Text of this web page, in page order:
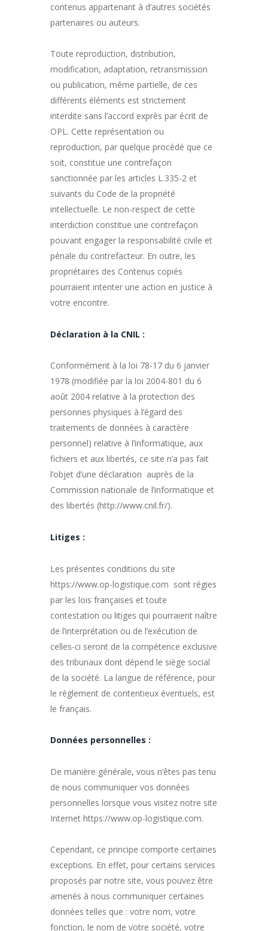
contenus appartenant à d’autres sociétés
partenaires ou auteurs.
Toute reproduction, distribution,
modification, adaptation, retransmission
ou publication, même partielle, de ces
différents éléments est strictement
interdite sans l’accord exprès par écrit de
OPL. Cette représentation ou
reproduction, par quelque procédé que ce
soit, constitue une contrefaçon
sanctionnée par les articles L.335-2 et
suivants du Code de la propriété
intellectuelle. Le non-respect de cette
interdiction constitue une contrefaçon
pouvant engager la responsabilité civile et
pénale du contrefacteur. En outre, les
propriétaires des Contenus copiés
pourraient intenter une action en justice à
votre encontre.
Déclaration à la CNIL :
Conformément à la loi 78-17 du 6 janvier
1978 (modifiée par la loi 2004-801 du 6
août 2004 relative à la protection des
personnes physiques à l’égard des
traitements de données à caractère
personnel) relative à l’informatique, aux
fichiers et aux libertés, ce site n’a pas fait
l’objet d’une déclaration auprès de la
Commission nationale de l’informatique et
des libertés (http://www.cnil.fr/).
Litiges :
Les présentes conditions du site
https://www.op-logistique.com sont régies
par les lois françaises et toute
contestation ou litiges qui pourraient naître
de l’interprétation ou de l’exécution de
celles-ci seront de la compétence exclusive
des tribunaux dont dépend le siège social
de la société. La langue de référence, pour
le règlement de contentieux éventuels, est
le français.
Données personnelles :
De manière générale, vous n’êtes pas tenu
de nous communiquer vos données
personnelles lorsque vous visitez notre site
Internet https://www.op-logistique.com.
Cependant, ce principe comporte certaines
exceptions. En effet, pour certains services
proposés par notre site, vous pouvez être
amenés à nous communiquer certaines
données telles que : votre nom, votre
fonction, le nom de votre société, votre